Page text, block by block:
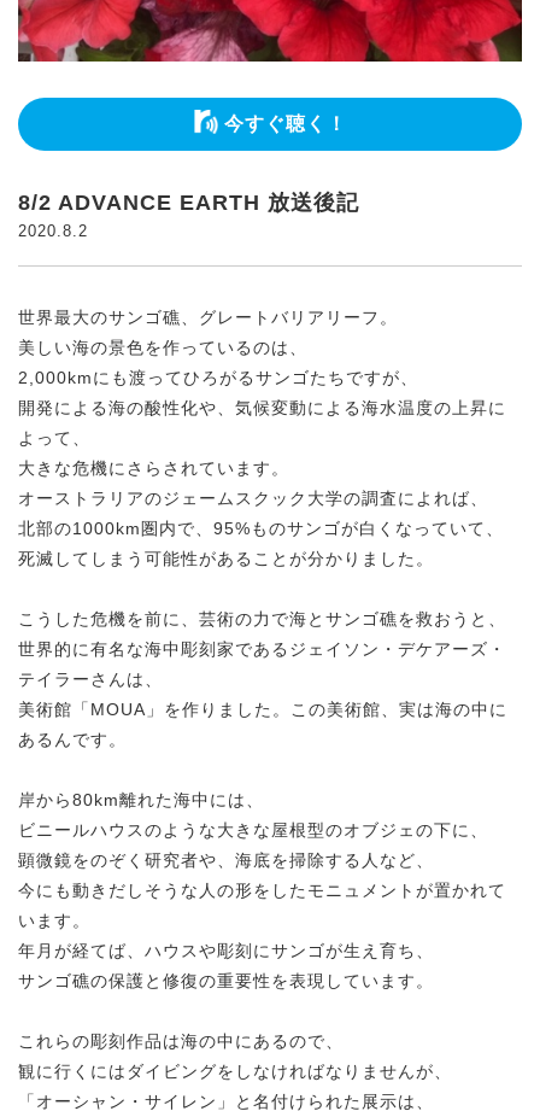
今すぐ聴く！
8/2 ADVANCE EARTH 放送後記
2020.8.2
世界最大のサンゴ礁、グレートバリアリーフ。
美しい海の景色を作っているのは、
2,000kmにも渡ってひろがるサンゴたちですが、
開発による海の酸性化や、気候変動による海水温度の上昇に
よって、
大きな危機にさらされています。
オーストラリアのジェームスクック大学の調査によれば、
北部の1000km圏内で、95%ものサンゴが白くなっていて、
死滅してしまう可能性があることが分かりました。
こうした危機を前に、芸術の力で海とサンゴ礁を救おうと、
世界的に有名な海中彫刻家であるジェイソン・デケアーズ・
テイラーさんは、
美術館「MOUA」を作りました。この美術館、実は海の中に
あるんです。
岸から80km離れた海中には、
ビニールハウスのような大きな屋根型のオブジェの下に、
顕微鏡をのぞく研究者や、海底を掃除する人など、
今にも動きだしそうな人の形をしたモニュメントが置かれて
います。
年月が経てば、ハウスや彫刻にサンゴが生え育ち、
サンゴ礁の保護と修復の重要性を表現しています。
これらの彫刻作品は海の中にあるので、
観に行くにはダイビングをしなければなりませんが、
「オーシャン・サイレン」と名付けられた展示は、